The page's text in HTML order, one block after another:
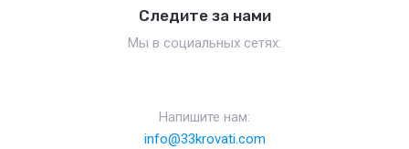
Следите за нами
Мы в социальных сетях:
Напишите нам:
info@33krovati.com